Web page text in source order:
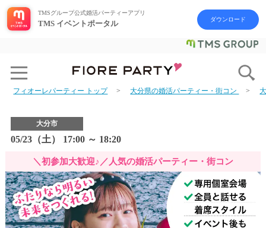
TMSグループ公式婚活パーティーアプリ
TMS イベントポータル ダウンロード
フィオーレパーティー トップ 大分県の婚活パーティー・街コン
大分市
05/23（土） 17:00 ～ 18:20
＼初参加大歓迎♪／人気の婚活パーティー・街コン